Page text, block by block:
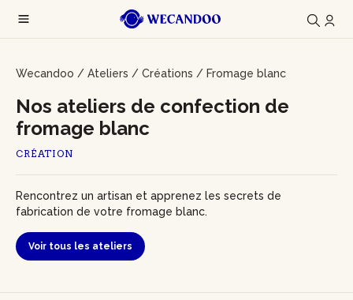
Wecandoo / Ateliers / Créations / Fromage blanc
CRÉATION
Nos ateliers de confection de
fromage blanc
Rencontrez un artisan et apprenez les secrets de
fabrication de votre fromage blanc.
Voir tous les ateliers